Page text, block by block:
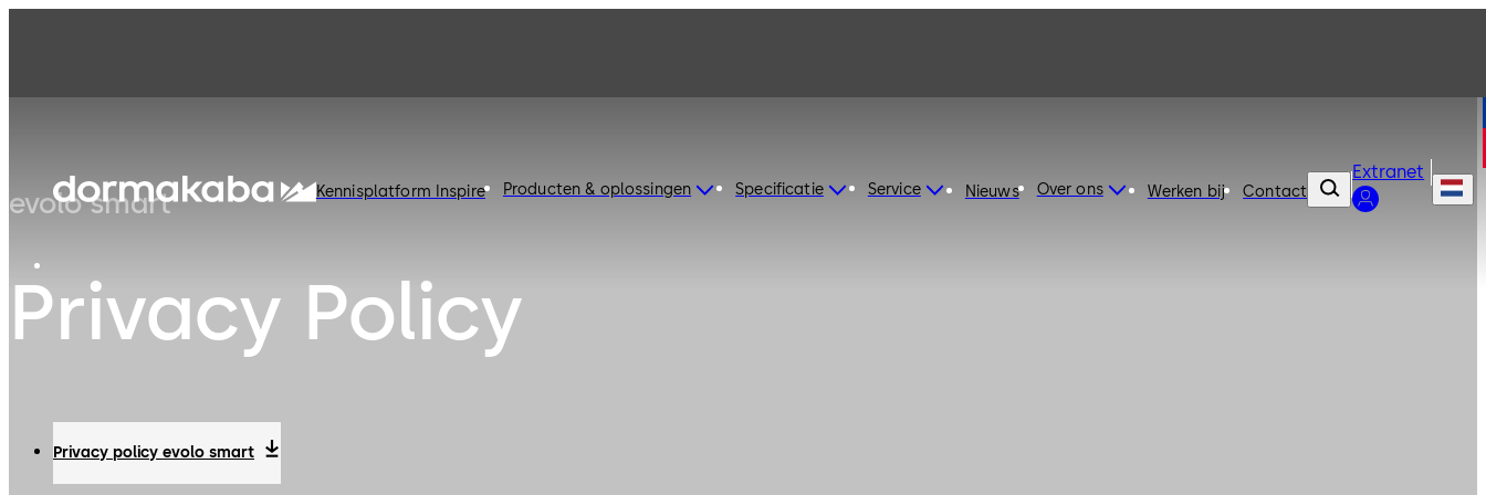
Kennisplatform Inspire Producten & oplossingen Specificatie Service Nieuws Over ons Werken bij Contact
Extranet
evolo smart
Privacy Policy
Privacy policy evolo smart